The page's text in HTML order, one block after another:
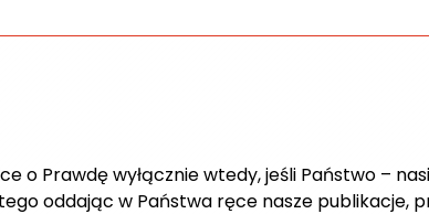
o Prawdę wyłącznie wtedy, jeśli Państwo –
oddając w Państwa ręce nasze publikacje,